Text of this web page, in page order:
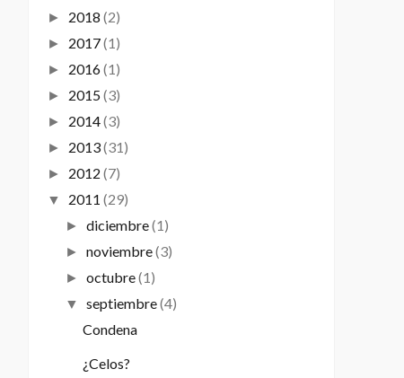
► 2018 (2)
► 2017(1)
► 2016(1)
► 2015(3)
► 2014(3)
► 2013(31)
► 2012 (7)
▼ 2011 (29)
► diciembre(1)
► noviembre(3)
► octubre(1)
▼ septiembre(4)
Condena
¿Celos?